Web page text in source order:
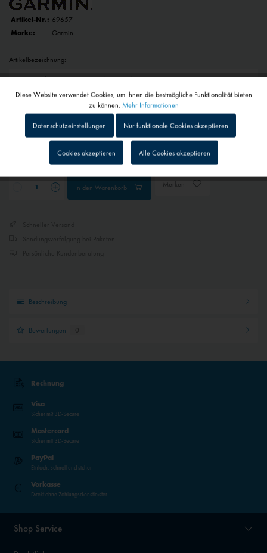
Artikel-Nr.: 69657
Marke:
Garmin
Artikelbezeichnung:
298,00 € *
zzgl. Versandkosten
Lieferzeit auf Anfrage - Bitte kontaktieren Sie uns
In den Warenkorb Merken
Beschreibung
Bewertungen 0
Rechnung
Visa
Sicher mit 3D-Secure
Mastercard
Sicher mit 3D-Secure
PayPal
Einfach, schnell und sicher
Vorkasse
Direkt ohne Zahlungsdienstleister
Shop Service
Tracking Inaktiv
Personalisierung Inaktiv
Diese Website verwendet Cookies, um Ihnen die bestmögliche Funktionalität bieten
zu können. Mehr Informationen
Datenschutzeinstellungen Nur funktionale Cookies akzeptieren
Cookies akzeptieren Alle Cookies akzeptieren